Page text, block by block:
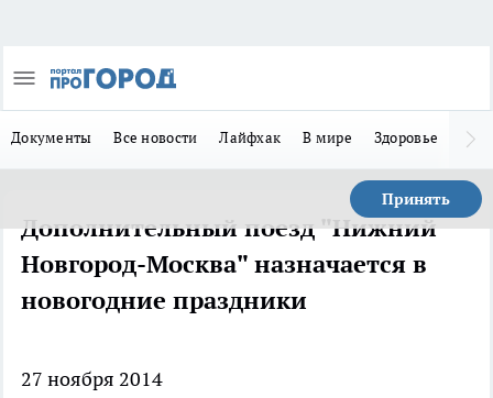
Документы Все новости Лайфхак В мире Здоровье
Принять
Дополнительный поезд "Нижний
Новгород-Москва" назначается в
новогодние праздники
27 ноября 2014